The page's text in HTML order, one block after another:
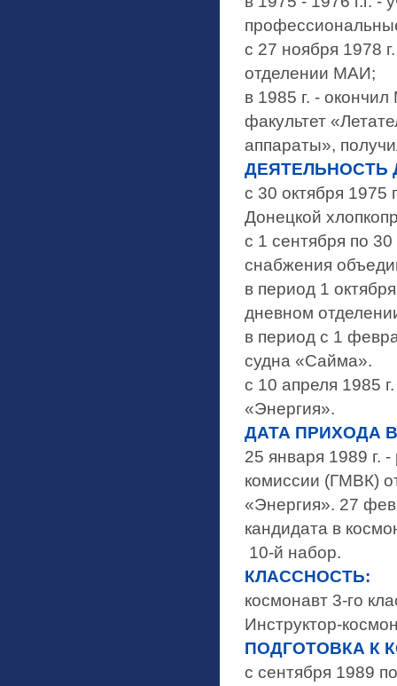
с 27 ноября 1978
отделении МАИ;
в 1985 г. -
факультет
аппараты»,
ДЕЯТЕЛЬНОСТЬ
с 30 октября 1975
Донецкой
с 1 сентября по
снабжения
в период 1
дневном
в период с 1
судна «Сайма».
с 10 апреля 1985
«Энергия».
ДАТА ПРИХОДА
25 января 1989 г.
комиссии (ГМВК)
«Энергия». 27
кандидата в
10-й набор.
КЛАССНОСТЬ:
космонавт 3-го
Инструктор-
ПОДГОТОВКА К
с сентября 1989